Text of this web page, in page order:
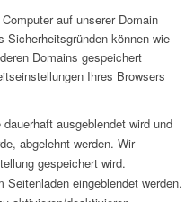
auf unserer Domain
Sicherheitsgründen können wie
Domains gespeichert
Ihres Browsers
ausgeblendet wird und
abgelehnt werden. Wir
gespeichert wird.
eingeblendet werden.